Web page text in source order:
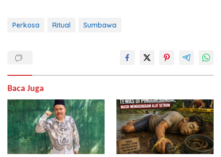
Perkosa Ritual Sumbawa
Baca Juga